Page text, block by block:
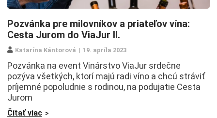
Pozvánka pre milovníkov a priateľov vína:
Cesta Jurom do ViaJur II.
Katarína Kántorová 19. apríla 2023
Pozvánka na event Vinárstvo ViaJur srdečne
pozýva všetkých, ktorí majú radi víno a chcú stráviť
príjemné popoludnie s rodinou, na podujatie Cesta
Jurom
Čítať viac